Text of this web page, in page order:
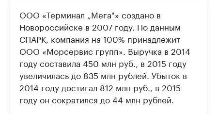
ООО «Терминал „Мега"» создано в
Новороссийске в 2007 году. По данным
СПАРК, компания на 100% принадлежит
ООО «Морсервис групп». Выручка в 2014
году составила 450 млн руб., в 2015 году
увеличилась до 835 млн рублей. Убыток в
2014 году достигал 812 млн руб., в 2015
году он сократился до 44 млн рублей.